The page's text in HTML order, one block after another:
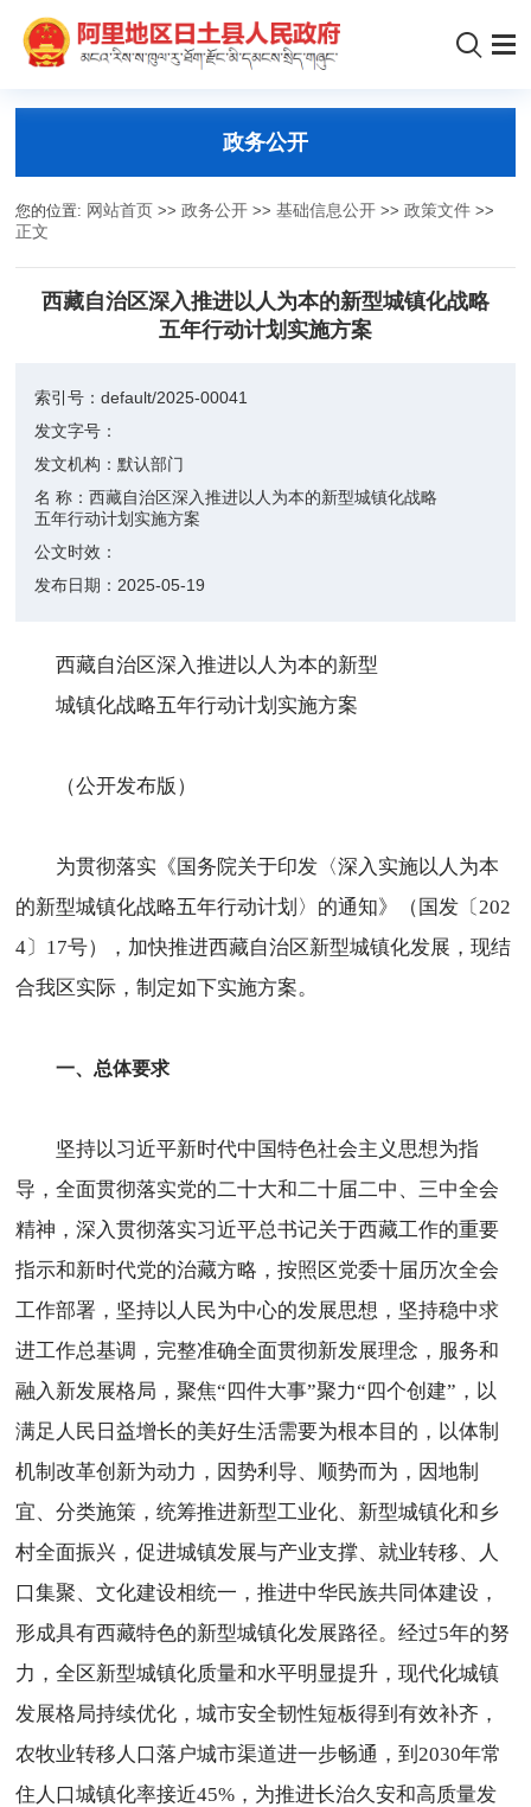
政务公开
您的位置: 网站首页 >>政务公开 >>基础信息公开 >>政策文件 >>
正文
西藏自治区深入推进以人为本的新型城镇化战略
五年行动计划实施方案
索引号：default/2025-00041
发文字号：
发文机构：默认部门
名 称：西藏自治区深入推进以人为本的新型城镇化战略
五年行动计划实施方案
公文时效：
发布日期： 2025-05-19
西藏自治区深入推进以人为本的新型
城镇化战略五年行动计划实施方案
（公开发布版）
为贯彻落实《国务院关于印发〈深入实施以人为本
的新型城镇化战略五年行动计划〉的通知》（国发〔202
4〕17号），加快推进西藏自治区新型城镇化发展，现结
合我区实际，制定如下实施方案。
一、总体要求
坚持以习近平新时代中国特色社会主义思想为指
导，全面贯彻落实党的二十大和二十届二中、三中全会
精神，深入贯彻落实习近平总书记关于西藏工作的重要
指示和新时代党的治藏方略，按照区党委十届历次全会
工作部署，坚持以人民为中心的发展思想，坚持稳中求
进工作总基调，完整准确全面贯彻新发展理念，服务和
融入新发展格局，聚焦“四件大事”聚力“四个创建”，以
满足人民日益增长的美好生活需要为根本目的，以体制
机制改革创新为动力，因势利导、顺势而为，因地制
宜、分类施策，统筹推进新型工业化、新型城镇化和乡
村全面振兴，促进城镇发展与产业支撑、就业转移、人
口集聚、文化建设相统一，推进中华民族共同体建设，
形成具有西藏特色的新型城镇化发展路径。经过5年的努
力，全区新型城镇化质量和水平明显提升，现代化城镇
发展格局持续优化，城市安全韧性短板得到有效补齐，
农牧业转移人口落户城市渠道进一步畅通，到2030年常
住人口城镇化率接近45%，为推进长治久安和高质量发